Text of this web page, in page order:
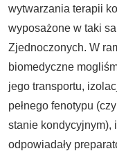
wytwarzania terapii
wyposażone w taki
Zjednoczonych. W
biomedyczne
jego transportu,
pełnego fenotypu
stanie kondycyjnym),
odpowiadały